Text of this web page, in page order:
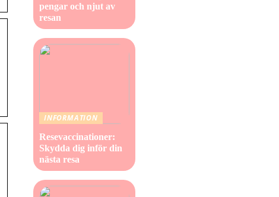
pengar och njut av
resan
INFORMATION
Resevaccinationer:
Skydda dig inför din
nästa resa